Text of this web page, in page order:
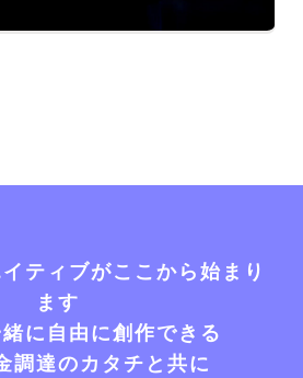
ティブがここから始まり
ます
に自由に創作できる
調達のカタチと共に